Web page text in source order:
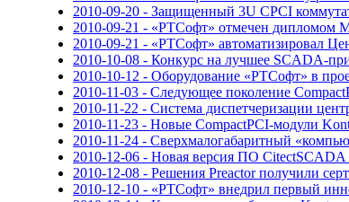
2010-09-20 - Защищенный 3U CPCI
2010-09-21 - «РТСофт» отмечен дипломом
2010-09-21 - «РТСофт» автоматизировал
2010-10-08 - Конкурс на лучшее SCADA-
2010-10-12 - Оборудование «РТСофт» в
2010-11-03 - Следующее поколение
2010-11-22 - Система диспетчеризации
2010-11-23 - Новые CompactPCI-модули
2010-11-24 - Сверхмалогабаритный
2010-12-06 - Новая версия ПО CitectSCADA
2010-12-08 - Решения Preactor получили
2010-12-10 - «РТСофт» внедрил первый